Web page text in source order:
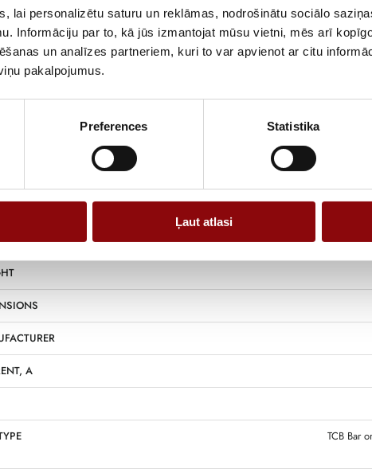
lai personalizētu saturu un reklāmas, nodrošinātu sociālo
Informāciju par to, kā jūs izmantojat mūsu vietni, mēs arī
un analīzes partneriem, kuri to var apvienot ar citu
pakalpojumus.
Preferences Statistika
Ļaut atlasi
Information
A
TCB Bar